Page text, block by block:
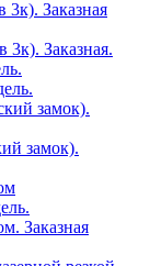
3к). Заказная
3к). Заказная.
замок).
замок).
Заказная